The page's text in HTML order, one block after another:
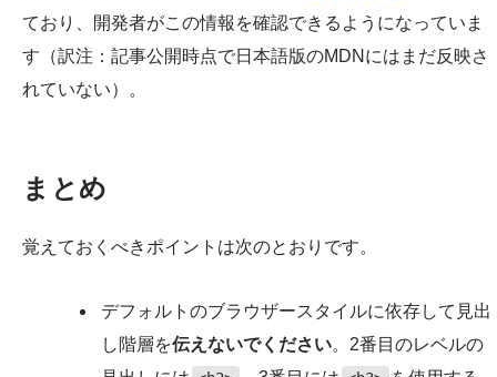
ており、開発者がこの情報を確認できるようになっていま
す（訳注：記事公開時点で日本語版のMDNにはまだ反映さ
れていない）。
まとめ
覚えておくべきポイントは次のとおりです。
デフォルトのブラウザースタイルに依存して見出
し階層を伝えないでください。2番目のレベルの